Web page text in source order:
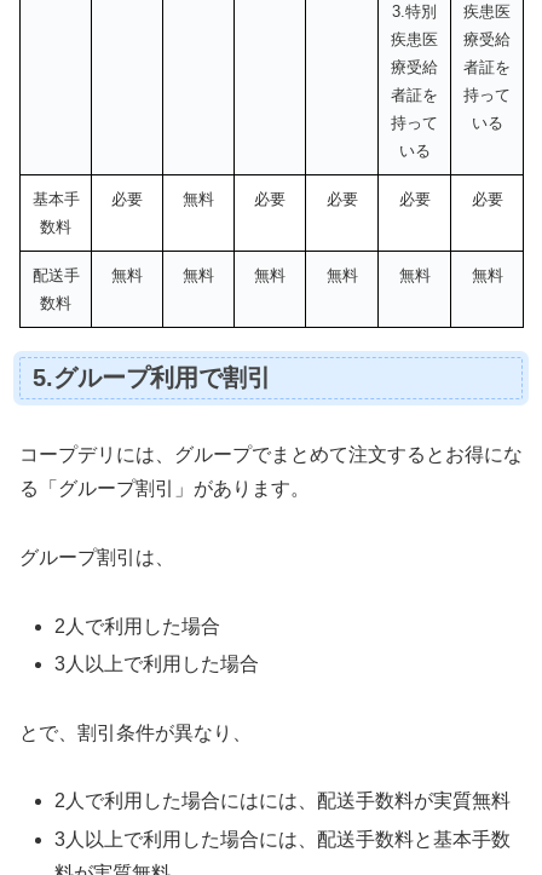
3.特別
疾患医
療受給
者証を
持って
いる
疾患医
療受給
者証を
持って
いる
基本手
数料
必要 無料 必要 必要 必要 必要
配送手
数料
無料 無料 無料 無料 無料 無料
5.グループ利用で割引
コープデリには、グループでまとめて注文するとお得にな
る「グループ割引」があります。
グループ割引は、
2人で利用した場合
3人以上で利用した場合
とで、割引条件が異なり、
2人で利用した場合にはには、配送手数料が実質無料
3人以上で利用した場合には、配送手数料と基本手数